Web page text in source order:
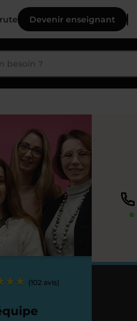
Devenir enseignant
(102 avis)